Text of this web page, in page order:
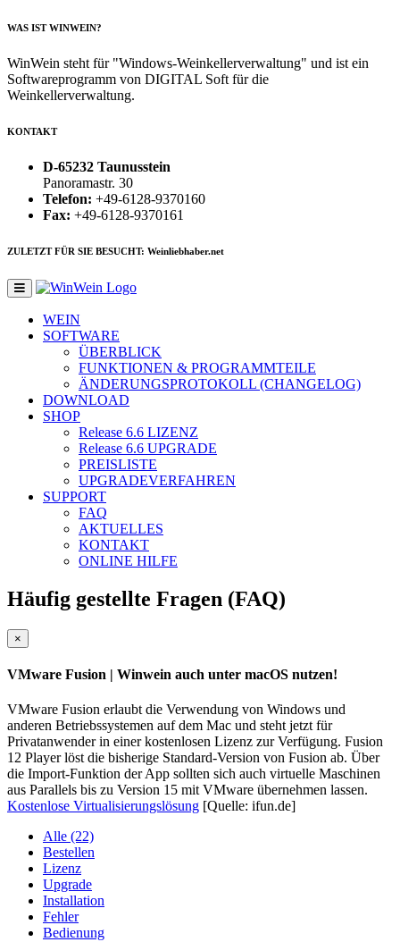
WAS IST WINWEIN?
WinWein steht für "Windows-Weinkellerverwaltung" und ist ein
Softwareprogramm von DIGITAL Soft für die
Weinkellerverwaltung.
KONTAKT
D-65232 Taunusstein
Panoramastr. 30
Telefon: +49-6128-9370160
Fax: +49-6128-9370161
ZULETZT FÜR SIE BESUCHT: Weinliebhaber.net
WEIN
SOFTWARE
ÜBERBLICK
FUNKTIONEN & PROGRAMMTEILE
ÄNDERUNGSPROTOKOLL (CHANGELOG)
DOWNLOAD
SHOP
Release 6.6 LIZENZ
Release 6.6 UPGRADE
PREISLISTE
UPGRADEVERFAHREN
SUPPORT
FAQ
AKTUELLES
KONTAKT
ONLINE HILFE
Häufig gestellte Fragen (FAQ)
×
VMware Fusion | Winwein auch unter macOS nutzen!
VMware Fusion erlaubt die Verwendung von Windows und
anderen Betriebssystemen auf dem Mac und steht jetzt für
Privatanwender in einer kostenlosen Lizenz zur Verfügung. Fusion
12 Player löst die bisherige Standard-Version von Fusion ab. Über
die Import-Funktion der App sollten sich auch virtuelle Maschinen
aus Parallels bis zu Version 15 mit VMware übernehmen lassen.
Kostenlose Virtualisierungslösung [Quelle: ifun.de]
Alle (22)
Bestellen
Lizenz
Upgrade
Installation
Fehler
Bedienung